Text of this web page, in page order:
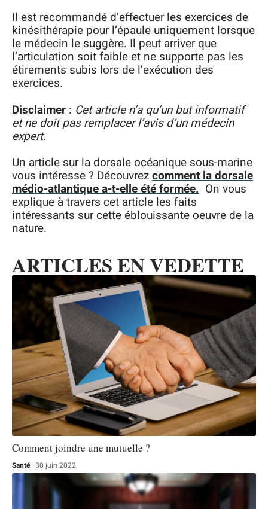
Il est recommandé d’effectuer les exercices de
kinésithérapie pour l’épaule uniquement lorsque
le médecin le suggère. Il peut arriver que
l’articulation soit faible et ne supporte pas les
étirements subis lors de l’exécution des
exercices.
Disclaimer : Cet article n’a qu’un but informatif
et ne doit pas remplacer l’avis d’un médecin
expert.
Un article sur la dorsale océanique sous-marine
vous intéresse ? Découvrezcomment la dorsale
médio-atlantique a-t-elle été formée. On vous
explique à travers cet article les faits
intéressants sur cette éblouissante oeuvre de la
nature.
ARTICLES EN VEDETTE
Comment joindre une mutuelle ?
Santé 30 juin 2022